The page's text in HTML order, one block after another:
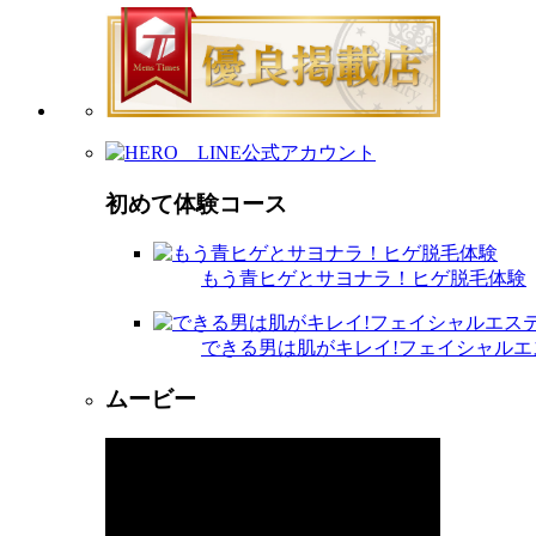
初めて体験コース
もう青ヒゲとサヨナラ！ヒゲ脱毛体験
できる男は肌がキレイ!フェイシャル
ムービー